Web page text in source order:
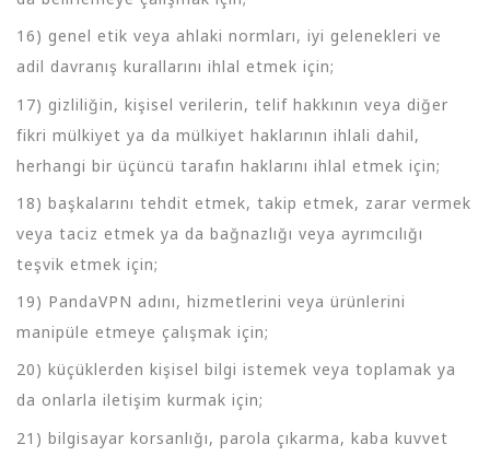
16) genel etik veya ahlaki normları, iyi gelenekleri ve
adil davranış kurallarını ihlal etmek için;
17) gizliliğin, kişisel verilerin, telif hakkının veya diğer
fikri mülkiyet ya da mülkiyet haklarının ihlali dahil,
herhangi bir üçüncü tarafın haklarını ihlal etmek için;
18) başkalarını tehdit etmek, takip etmek, zarar vermek
veya taciz etmek ya da bağnazlığı veya ayrımcılığı
teşvik etmek için;
19) PandaVPN adını, hizmetlerini veya ürünlerini
manipüle etmeye çalışmak için;
20) küçüklerden kişisel bilgi istemek veya toplamak ya
da onlarla iletişim kurmak için;
21) bilgisayar korsanlığı, parola çıkarma, kaba kuvvet